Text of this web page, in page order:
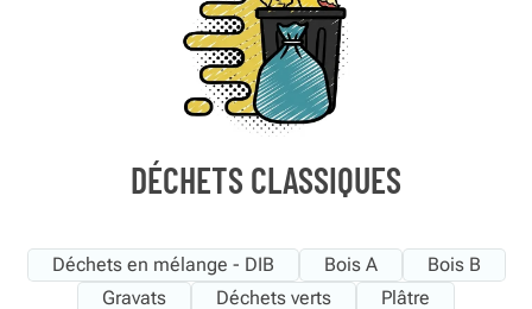
DÉCHETS CLASSIQUES
Déchets en mélange - DIB Bois A
Bois B
Gravats
Déchets verts Plâtre